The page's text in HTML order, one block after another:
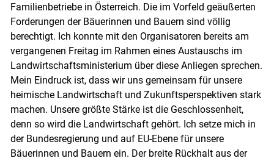
Skip to main content
Familienbetriebe in Österreich. Die im Vorfeld geäußerten
Forderungen der Bäuerinnen und Bauern sind völlig
berechtigt. Ich konnte mit den Organisatoren bereits am
vergangenen Freitag im Rahmen eines Austauschs im
Landwirtschaftsministerium über diese Anliegen sprechen.
Mein Eindruck ist, dass wir uns gemeinsam für unsere
heimische Landwirtschaft und Zukunftsperspektiven stark
machen. Unsere größte Stärke ist die Geschlossenheit,
denn so wird die Landwirtschaft gehört. Ich setze mich in
der Bundesregierung und auf EU-Ebene für unsere
Bäuerinnen und Bauern ein. Der breite Rückhalt aus der